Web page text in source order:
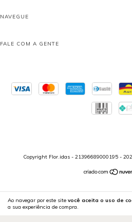
Ao navegar por este site você aceita o uso de
a sua experiência de compra.
NAVEGUE
FALE COM A GENTE
Copyright Flor.idas - 21396689000195 -